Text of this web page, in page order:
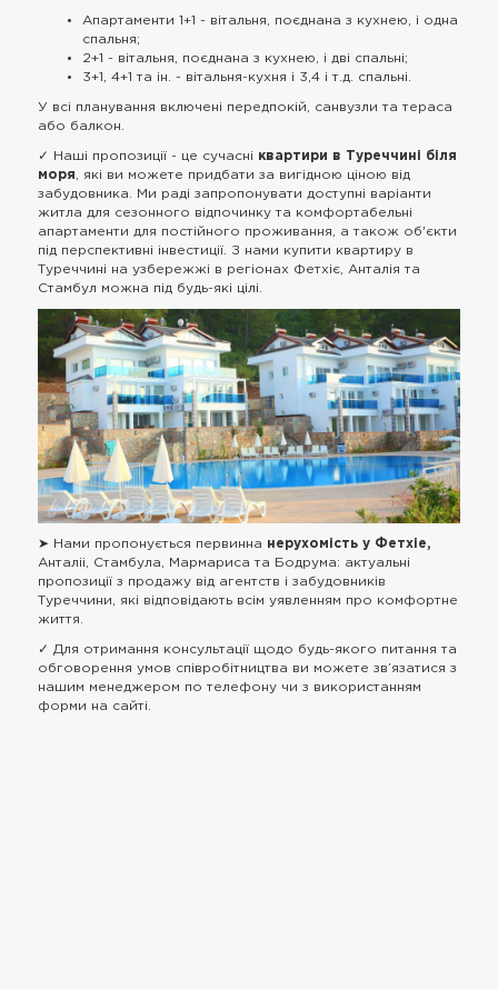
Апартаменти 1+1 - вітальня, поєднана з кухнею, і одна
спальня;
2+1 - вітальня, поєднана з кухнею, і дві спальні;
3+1, 4+1 та ін. - вітальня-кухня і 3,4 і т.д. спальні.
У всі планування включені передпокій, санвузли та тераса
або балкон.
✓ Наші пропозиції - це сучасні квартири в Туреччині біля
моря, які ви можете придбати за вигідною ціною від
забудовника. Ми раді запропонувати доступні варіанти
житла для сезонного відпочинку та комфортабельні
апартаменти для постійного проживання, а також об'єкти
під перспективні інвестиції. З нами купити квартиру в
Туреччині на узбережжі в регіонах Фетхіє, Анталія та
Стамбул можна під будь-які цілі.
➤ Нами пропонується первинна нерухомість у Фетхіе,
Анталіі, Стамбула, Мармариса та Бодрума: актуальні
пропозиції з продажу від агентств і забудовників
Туреччини, які відповідають всім уявленням про комфортне
життя.
✓ Для отримання консультації щодо будь-якого питання та
обговорення умов співробітництва ви можете зв’язатися з
нашим менеджером по телефону чи з використанням
форми на сайті.